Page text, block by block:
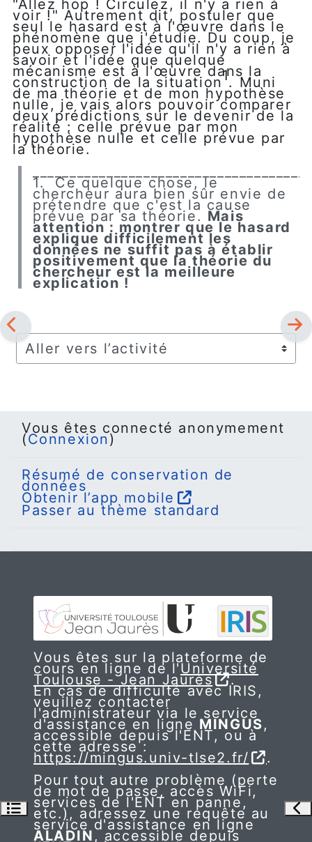
Ouvrir l’index du cours
"Allez hop ! Circulez, il n'y a rien à
voir !" Autrement dit, postuler que
seul le hasard est à l'œuvre dans le
phénomène que j'étudie. Du coup, je
peux opposer l'idée qu'il n'y a rien à
savoir et l'idée que quelque
mécanisme est à l'œuvre dans la
construction de la situation1. Muni
de ma théorie et de mon hypothèse
nulle, je vais alors pouvoir comparer
deux prédictions sur le devenir de la
réalité : celle prévue par mon
hypothèse nulle et celle prévue par
la théorie.
1. Ce quelque chose, le
chercheur aura bien sûr envie de
prétendre que c'est la cause
prévue par sa théorie. Mais
attention : montrer que le hasard
explique difficilement les
données ne suffit pas à établir
positivement que la théorie du
chercheur est la meilleure
explication !
Aller vers l’activité
Vous êtes connecté anonymement
(Connexion)
Résumé de conservation de
données
Obtenir l’app mobile
Passer au thème standard
Vous êtes sur la plateforme de
cours en ligne de l'Université
Toulouse - Jean Jaurès .
En cas de difficulté avec IRIS,
veuillez contacter
l'administrateur via le service
d'assistance en ligne MINGUS,
accessible depuis l'ENT, ou à
cette adresse :
https://mingus.univ-tlse2.fr/
.
Pour tout autre problème (perte
de mot de passe, accès WiFi,
services de l'ENT en panne,
etc.), adressez une requête au
service d'assistance en ligne
ALADIN , accessible depuis